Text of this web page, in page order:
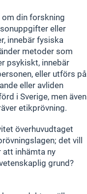
om din forskning
eller
innebär fysiska
metoder som
psykiskt, innebär
eller utförs på
eller avliden
i Sverige, men även
etikprövning.
överhuvudtaget
det vill
inhämta ny
grund?